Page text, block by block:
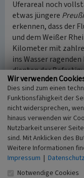
Uferareal noch
etwas jüngere
erkennen, dass der
und dem Weißer
Kilometer mit
ins Wasser
dienten der
wie auch zum Schutz
Das Areal des
Benennung neben
topographischen
Hier ist der
ebenso wie auf dem
Kartenansicht und
Baudenkmal,
Wir verwenden
Dies sind zum einen
Funktionsfähigkeit der
nicht widersprechen,
hinaus verwenden wir
Nutzbarkeit unserer
sind. Mit Anklicken des
Weitere Informationen
Impressum | Datenschutz
Notwendige Cookies